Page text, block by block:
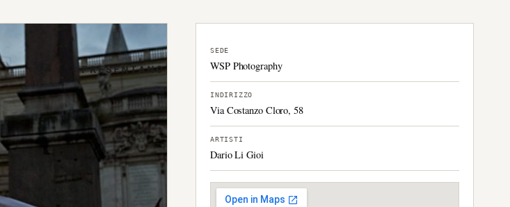
SEDE
WSP Photography
INDIRIZZO
Via Costanzo Cloro, 58
ARTISTI
Dario Li Gioi